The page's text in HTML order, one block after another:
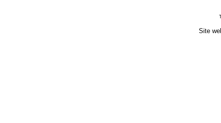
Site